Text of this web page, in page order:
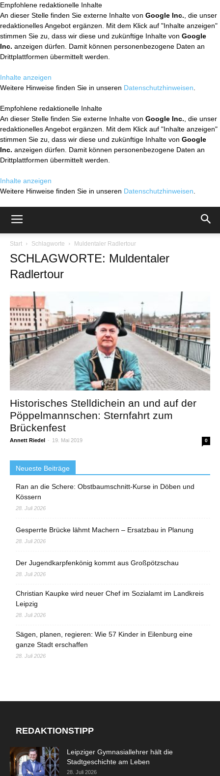
Empfohlene redaktionelle Inhalte
An dieser Stelle finden Sie externe Inhalte von Google Inc. , die unser
redaktionelles Angebot ergänzen. Mit dem Klick auf "Inhalte anzeigen"
stimmen Sie zu, dass wir diese und zukünftige Inhalte von Google
Inc. anzeigen dürfen. Damit können personenbezogene Daten an
Drittplattformen übermittelt werden.
Inhalte anzeigen
Weitere Hinweise finden Sie in unseren Datenschutzhinweisen
Empfohlene redaktionelle Inhalte
An dieser Stelle finden Sie externe Inhalte von Google Inc. , die unser
redaktionelles Angebot ergänzen. Mit dem Klick auf "Inhalte anzeigen"
stimmen Sie zu, dass wir diese und zukünftige Inhalte von Google
Inc. anzeigen dürfen. Damit können personenbezogene Daten an
Drittplattformen übermittelt werden.
Inhalte anzeigen
Weitere Hinweise finden Sie in unseren Datenschutzhinweisen
Start Schlagworte Muldentaler Radlertour
SCHLAGWORTE: Muldentaler
Radlertour
Historisches Stelldichein an und auf der
Pöppelmannschen: Sternfahrt zum
Brückenfest
Annett Riedel - 19. Mai 2019 0
Neueste Beiträge
Ran an die Schere: Obstbaumschnitt-Kurse in Döben und
Kössern
28. Juli 2026
Gesperrte Brücke lähmt Machern – Ersatzbau in Planung
28. Juli 2026
Der Jugendkarpfenkönig kommt aus Großpötzschau
28. Juli 2026
Christian Kaupke wird neuer Chef im Sozialamt im Landkreis
Leipzig
28. Juli 2026
Sägen, planen, regieren: Wie 57 Kinder in Eilenburg eine
ganze Stadt erschaffen
28. Juli 2026
REDAKTIONSTIPP
Leipziger Gymnasiallehrer hält die
Stadtgeschichte am Leben
28. Juli 2026